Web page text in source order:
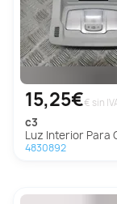
15,25€€ sin
c3
Luz Interior Para
4830892